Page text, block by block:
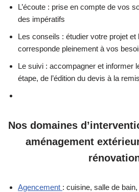
L’écoute : prise en compte de vos
des impératifs
Les conseils : étudier votre projet et
corresponde pleinement à vos
Le suivi : accompagner et informer
étape, de l’édition du devis à la
Nos domaines
aménagement
Agencement : cuisine, salle de